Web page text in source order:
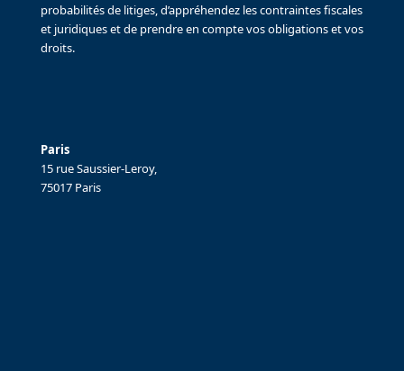
probabilités de litiges, d’appréhendez les contraintes fiscales
et juridiques et de prendre en compte vos obligations et vos
droits.
Paris
15 rue Saussier-Leroy,
75017 Paris